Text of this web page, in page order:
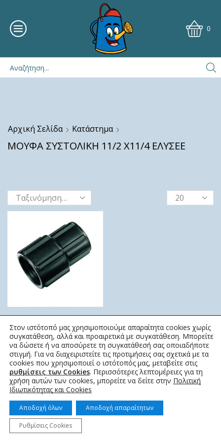
0
Αρχική Σελίδα Κατάστημα
ΜΟΥΦΑ ΣΥΣΤΟΛΙΚΗ 11/2 Χ11/4 ΕΛΥΣΕΕ
ELYSEE
0,50€ – 33,42€
© 2022 topotistiraki.gr | Powered by idcs
Στον ιστότοπό μας χρησιμοποιούμε απαραίτητα cookies χωρίς
συγκατάθεση, αλλά και προαιρετικά με συγκατάθεση. Μπορείτε
να δώσετε ή να αποσύρετε τη συγκατάθεσή σας οποιαδήποτε
στιγμή. Για να διαχειριστείτε τις προτιμήσεις σας σχετικά με τα
cookies που χρησιμοποιεί ο ιστότοπός μας, μεταβείτε στις
ρυθμίσεις των Cookies. Περισσότερες λεπτομέρειες για τη
χρήση αυτών των cookies, μπορείτε να δείτε στην Πολιτική
Ιδιωτικότητας και Cookies
Αποδοχή όλων Αποδοχή απαραίτητων
Ρυθμίσεις Cookies